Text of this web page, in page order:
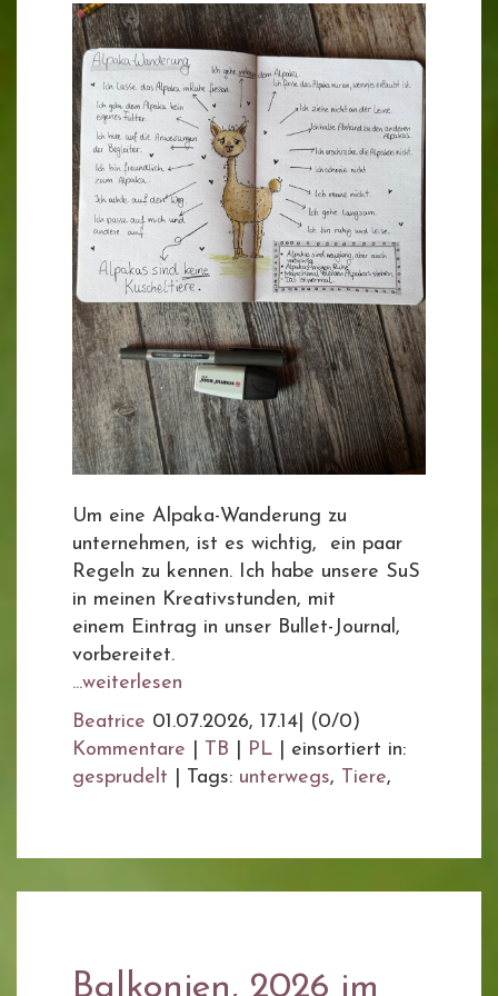
Um eine Alpaka-Wanderung zu
unternehmen, ist es wichtig, ein paar
Regeln zu kennen. Ich habe unsere SuS
in meinen Kreativstunden, mit
einem Eintrag in unser Bullet-Journal,
vorbereitet.
...weiterlesen
Beatrice 01.07.2026, 17.14
(0/0)
Kommentare
TB PL
einsortiert in:
gesprudelt
Tags: unterwegs, Tiere,
Balkonien, 2026 im